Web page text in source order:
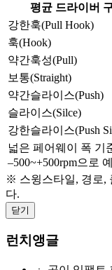
평균 드라이버
강한훅(Pull Hook)
훅(Hook)
약간훅성(Pull)
보통(Straight)
약간슬라이스(Push)
슬라이스(Silce)
강한슬라이스(Push
넓은 페어웨이 폭 기
–500~+500rpm으로
※ 스윙스타일, 경로,
다.
닫기
런치앵글